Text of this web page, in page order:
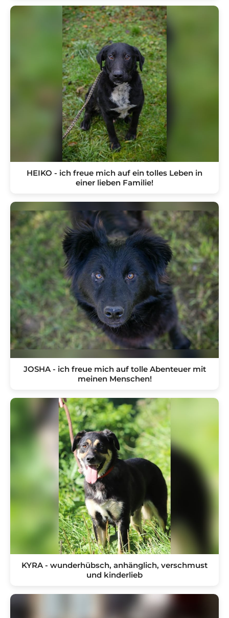
HEIKO - ich freue mich auf ein tolles Leben in
einer lieben Familie!
JOSHA - ich freue mich auf tolle Abenteuer mit
meinen Menschen!
KYRA - wunderhübsch, anhänglich, verschmust
und kinderlieb